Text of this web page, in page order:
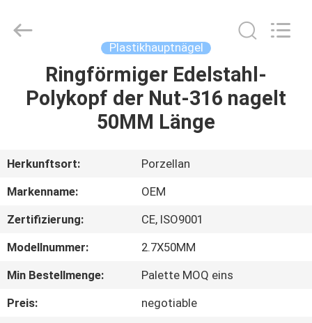
HAUS
PRODUKTE
ÜBER
UNS
FABRIK-
AUSFLUG
QUALITÄTSKONTROLLE
License.
Plastikhauptnägel
Ringförmiger Edelstahl-
Polykopf der Nut-316 nagelt
50MM Länge
Herkunftsort:
Porzellan
Markenname:
OEM
Zertifizierung:
CE, ISO9001
Modellnummer:
2.7X50MM
Min Bestellmenge:
Palette MOQ eins
Preis:
negotiable